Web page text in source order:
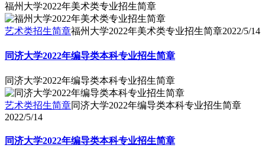
福州大学2022年美术类专业招生简章
艺术类招生简章福州大学2022年美术类专业招生简章2022/5/14
同济大学2022年编导类本科专业招生简章
同济大学2022年编导类本科专业招生简章
艺术类招生简章同济大学2022年编导类本科专业招生简章
2022/5/14
同济大学2022年编导类本科专业招生简章